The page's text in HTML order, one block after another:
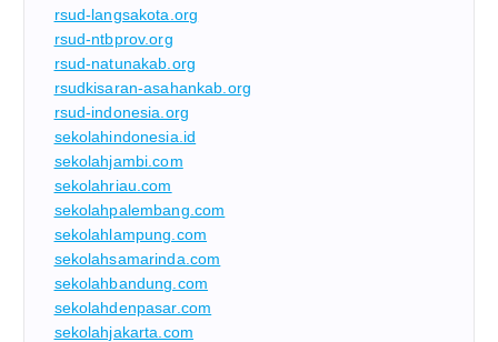
rsud-langsakota.org
rsud-ntbprov.org
rsud-natunakab.org
rsudkisaran-asahankab.org
rsud-indonesia.org
sekolahindonesia.id
sekolahjambi.com
sekolahriau.com
sekolahpalembang.com
sekolahlampung.com
sekolahsamarinda.com
sekolahbandung.com
sekolahdenpasar.com
sekolahjakarta.com